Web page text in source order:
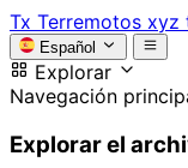
Tx Terremotos xyz
Español
Explorar
Navegación
Explorar el